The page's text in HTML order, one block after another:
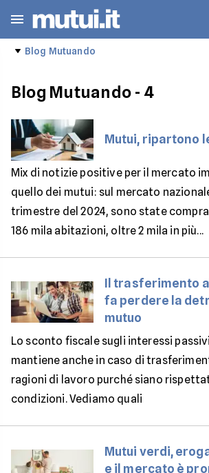
Blog Mutuando
Blog Mutuando - 4
Mutui, ripartono
Mix di notizie positive per il mercato
quello dei mutui: sul mercato
trimestre del 2024, sono state
186 mila abitazioni, oltre 2 mila in più...
Il trasferimento
fa perdere la
mutuo
Lo sconto fiscale sugli interessi
mantiene anche in caso di
ragioni di lavoro purché siano
condizioni. Vediamo quali
Mutui verdi,
e il mercato è